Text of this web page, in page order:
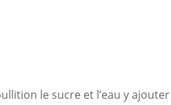
le sucre et l’eau y